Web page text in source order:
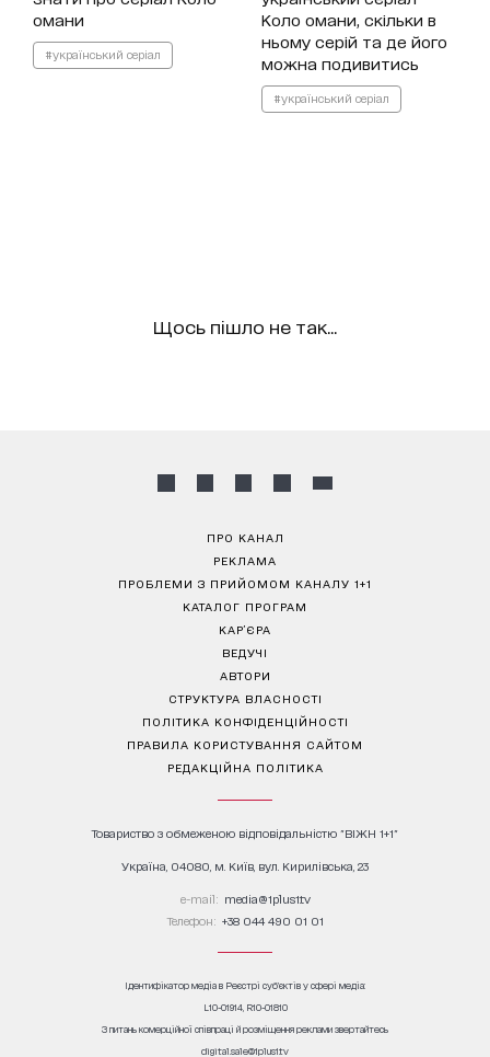
омани
#український серіал
Коло омани, скільки в
ньому серій та де його
можна подивитись
#український серіал
Щось пішло не так...
ПРО КАНАЛ
РЕКЛАМА
ПРОБЛЕМИ З ПРИЙОМОМ КАНАЛУ 1+1
КАТАЛОГ ПРОГРАМ
КАР’ЄРА
ВЕДУЧІ
АВТОРИ
СТРУКТУРА ВЛАСНОСТІ
ПОЛІТИКА КОНФІДЕНЦІЙНОСТІ
ПРАВИЛА КОРИСТУВАННЯ САЙТОМ
РЕДАКЦІЙНА ПОЛІТИКА
Товариство з обмеженою відповідальністю "ВІЖН 1+1"
Україна, 04080, м. Київ, вул. Кирилівська, 23
е-mail: media@1plus1.tv
Телефон: +38 044 490 01 01
Ідентифікатор медіа в Реєстрі суб’єктів у сфері медіа:
L10-01914, R10-01810
З питань комерційної співпраці й розміщення реклами звертайтесь
digital.sale@1plus1.tv